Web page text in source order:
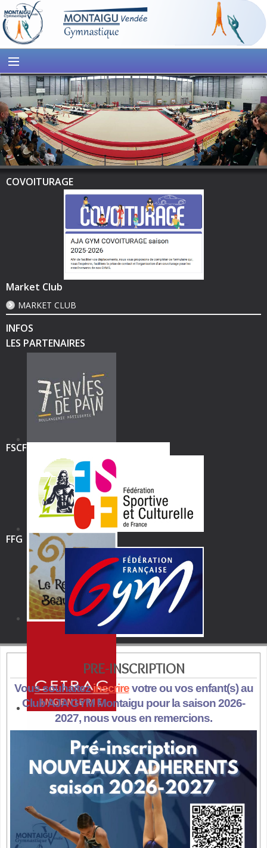
COVOITURAGE
Market Club
MARKET CLUB
INFOS
LES PARTENAIRES
FSCF
FFG
PRE-INSCRIPTION
Vous souhaitezinscrirevotre ou vos enfant(s) au
Club AJA GYM Montaigu pour la saison 2026-
2027, nous vous en remercions.